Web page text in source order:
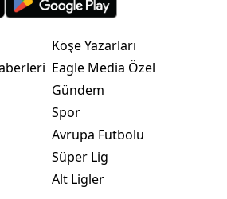
Köşe Yazarları
Eagle Media Özel
Gündem
Spor
Avrupa Futbolu
Süper Lig
Alt Ligler